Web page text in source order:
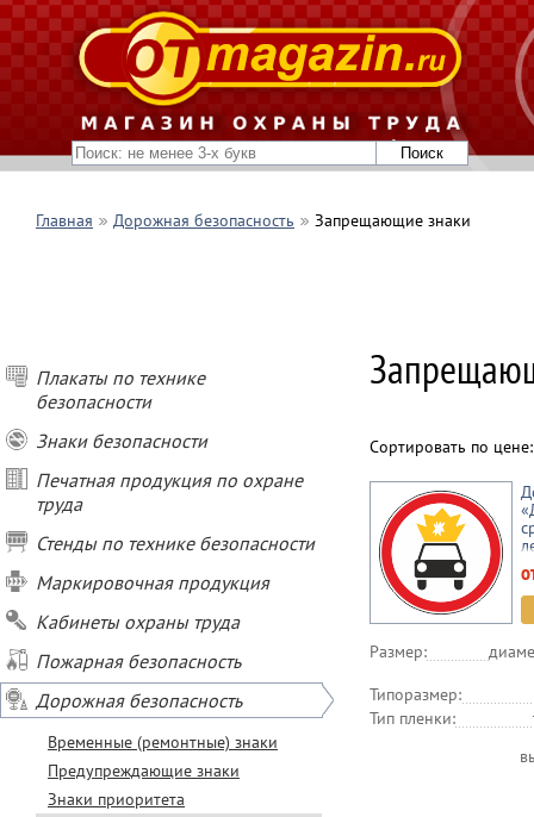
Главная Дорожная безопасность Запрещающие знаки
Плакаты по технике
безопасности
Знаки безопасности
Печатная продукция по охране
труда
Стенды по технике безопасности
Маркировочная продукция
Кабинеты охраны труда
Пожарная безопасность
Дорожная безопасность
Временные (ремонтные) знаки
Предупреждающие знаки
Знаки приоритета
Сортировать по
Размер:
Типоразмер:
Тип пленки: